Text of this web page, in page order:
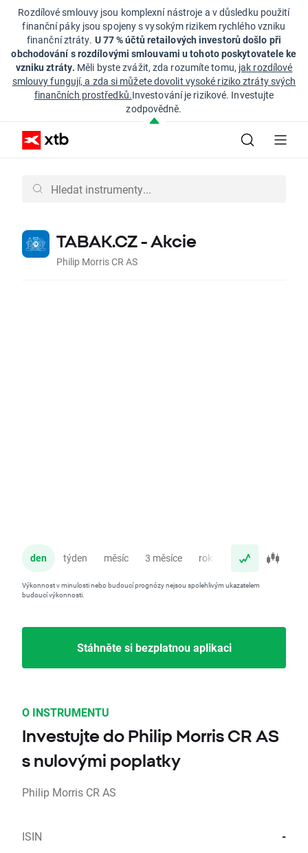
Rozdílové smlouvy jsou komplexní nástroje a v důsledku použití
finanční páky jsou spojeny s vysokým rizikem rychlého vzniku
finanční ztráty. U 77 % účtů retailových investorů došlo při
obchodování s rozdílovými smlouvami u tohoto poskytovatele ke
vzniku ztráty. Měli byste zvážit, zda rozumíte tomu, jak rozdílové
smlouvy fungují, a zda si můžete dovolit vysoké riziko ztráty svých
finančních prostředků.Investování je rizikové. Investujte
zodpovědně.
TABAK.CZ - Akcie
Philip Morris CR AS
den týden měsíc 3 měsíce rok
Výkonnost v minulosti nebo budoucí prognózy nejsou spolehlivým ukazatelem
budoucí výkonnosti.
Stáhněte si bezplatnou aplikaci
O INSTRUMENTU
Investujte do Philip Morris CR AS
s nulovými poplatky
Philip Morris CR AS
ISIN -